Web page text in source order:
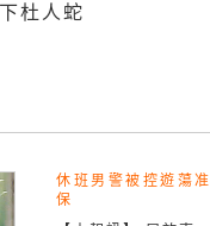
杜人蛇
休班男警被控遊蕩准
保